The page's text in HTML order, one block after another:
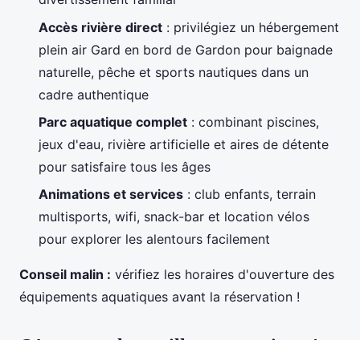
Accès rivière direct : privilégiez un hébergement
plein air Gard en bord de Gardon pour baignade
naturelle, pêche et sports nautiques dans un
cadre authentique
Parc aquatique complet : combinant piscines,
jeux d'eau, rivière artificielle et aires de détente
pour satisfaire tous les âges
Animations et services : club enfants, terrain
multisports, wifi, snack-bar et location vélos
pour explorer les alentours facilement
Conseil malin : vérifiez les horaires d'ouverture des
équipements aquatiques avant la réservation !